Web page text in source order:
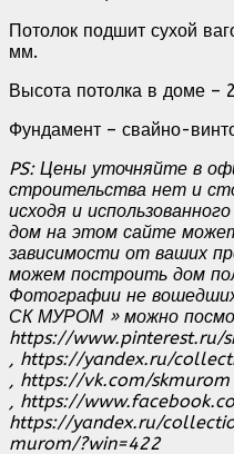
Потолок подшит сухой
мм.
Высота потолка в доме –
Фундамент – свайно-
PS: Цены уточняйте в
строительства нет и
исходя и
дом на этом сайте
зависимости от ваших
можем построить дом
Фотографии не
СК МУРОМ » можно
https://www.pinterest.ru/
, https://yandex.ru/
, https://vk.com/skmurom
, https://
https://yandex.ru/
murom/?win=422